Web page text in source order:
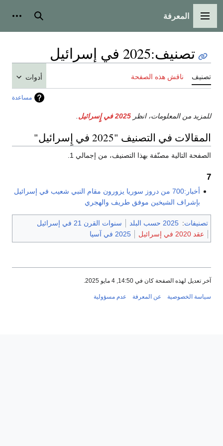
القائمة الرئيسية
المعرفة بحث
تصنيف:2025 في إٍسرائيل
تصنيف ناقش هذه الصفحة أدوات
مساعدة
للمزيد من المعلومات، انظر 2025 في إٍسرائيل
المقالات في التصنيف "2025 في إٍسرائيل"
الصفحة التالية مصنّفة بهذا التصنيف، من إجمالي 1.
7
أخبار:700 من دروز سوريا يزورون مقام النبي شعيب في إسرائيل
بإشراف الشيخين موفق طريف والهجري
تصنيفات: 2025 حسب البلد
سنوات القرن 21 في إسرائيل
عقد 2020 في إسرائيل
2025 في آسيا
آخر تعديل لهذه الصفحة كان في 14:50, 4 مايو 2025.
سياسة الخصوصية عن المعرفة عدم مسؤولية